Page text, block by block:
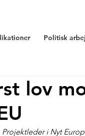
Politisk
lov
i Nyt